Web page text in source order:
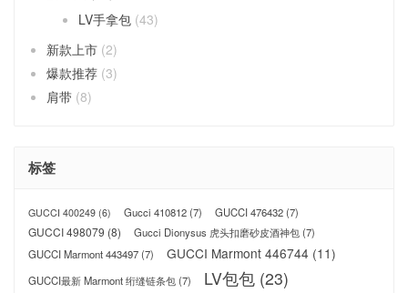
LV手拿包 (43)
新款上市 (2)
爆款推荐 (3)
肩带 (8)
标签
GUCCI 400249 (6) Gucci 410812(7) GUCCI 476432(7)
GUCCI 498079 (8) Gucci Dionysus 虎头扣磨砂皮酒神包(7)
GUCCI Marmont 443497(7) GUCCI Marmont 446744 (11)
GUCCI最新 Marmont 绗缝链条包(7) LV包包 (23)